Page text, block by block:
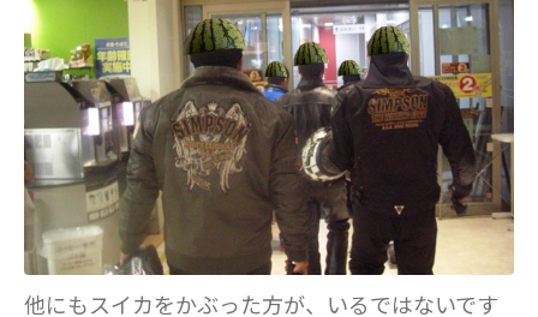
他にもスイカをかぶった方が、いるではないです